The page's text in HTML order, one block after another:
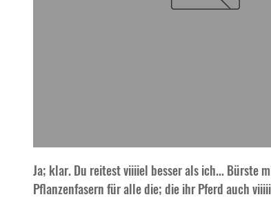
Ja; klar. Du reitest viiiiel besser als ich... Bürste
Pflanzenfasern für alle die; die ihr Pferd auch